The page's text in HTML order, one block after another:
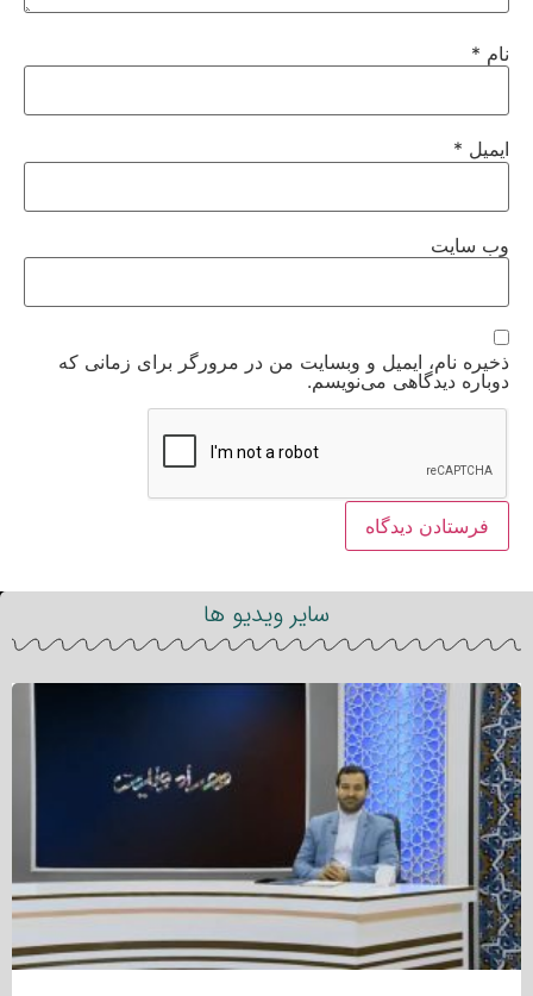
نام *
ایمیل *
وب‌ سایت
ذخیره نام، ایمیل و وبسایت من در مرورگر برای زمانی که
دوباره دیدگاهی می‌نویسم.
سایر ویدیو ها